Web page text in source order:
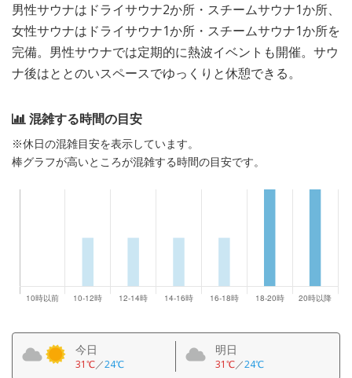
男性サウナはドライサウナ2か所・スチームサウナ1か所、
女性サウナはドライサウナ1か所・スチームサウナ1か所を
完備。男性サウナでは定期的に熱波イベントも開催。サウ
ナ後はととのいスペースでゆっくりと休憩できる。
混雑する時間の目安
※休日の混雑目安を表示しています。
棒グラフが高いところが混雑する時間の目安です。
今日
31℃／24℃
明日
31℃／24℃